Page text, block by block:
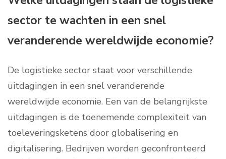
sector te wachten in een snel
veranderende wereldwijde economie?
De logistieke sector staat voor verschillende
uitdagingen in een snel veranderende
wereldwijde economie. Een van de belangrijkste
uitdagingen is de toenemende complexiteit van
toeleveringsketens door globalisering en
digitalisering. Bedrijven worden geconfronteerd